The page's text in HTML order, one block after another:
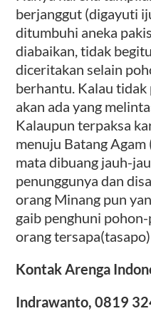
berjanggut (digayuti
ditumbuhi aneka
diabaikan, tidak
diceritakan selain
berhantu. Kalau
akan ada yang
Kalaupun terpaksa
menuju Batang
mata dibuang jauh-
penunggunya dan
orang Minang pun
gaib penghuni
orang
Kontak Arenga
Indrawanto, 0819